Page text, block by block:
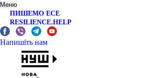
Меню
ПИШЕМО ЕСЕ
RESILIENCE.HELP
Напишіть нам